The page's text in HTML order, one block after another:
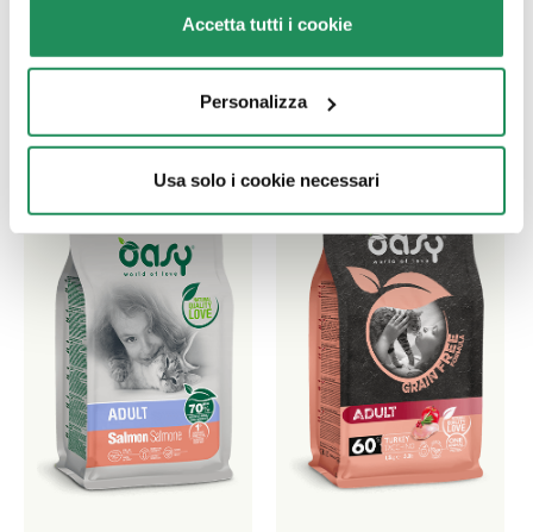
Accetta tutti i cookie
Personalizza
Usa solo i cookie necessari